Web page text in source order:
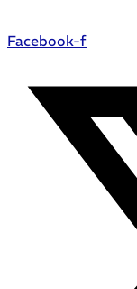
Facebook-f